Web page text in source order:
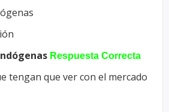
Respuesta Correcta
tengan que ver con el mercado